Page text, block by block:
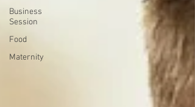
Business
Session
Food
Maternity